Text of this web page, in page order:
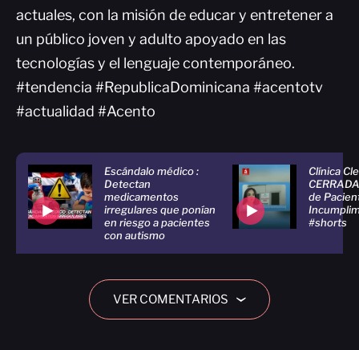
actuales, con la misión de educar y entretener a
un público joven y adulto apoyado en las
tecnologías y el lenguaje contemporáneo.
#tendencia #RepublicaDominicana #acentotv
#actualidad #Acento
Escándalo médico :
Detectan
medicamentos
irregulares que ponían
en riesgo a pacientes
con autismo
Clínica
de
#shorts
VER COMENTARIOS ›